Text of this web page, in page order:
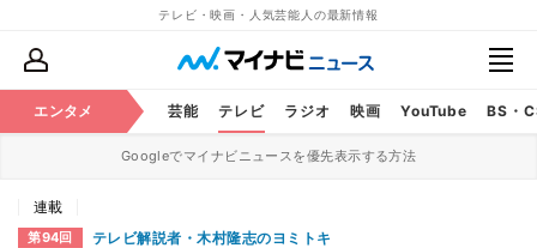
テレビ・映画・人気芸能人の最新情報
エンタメ 芸能 テレビ ラジオ 映画 YouTube BS・
Googleでマイナビニュースを優先表示する方法
連載
第94回 テレビ解説者・木村隆志のヨミトキ